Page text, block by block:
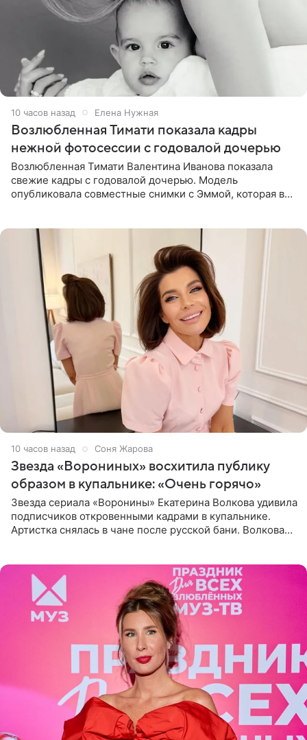
10 часов назад Елена Нужная
Возлюбленная Тимати показала кадры
нежной фотосессии с годовалой дочерью
Возлюбленная Тимати Валентина Иванова показала
свежие кадры с годовалой дочерью. Модель
опубликовала совместные снимки с Эммой, которая в
10 часов назад Соня Жарова
Звезда «Ворониных» восхитила публику
образом в купальнике: «Очень горячо»
Звезда сериала «Воронины» Екатерина Волкова удивила
подписчиков откровенными кадрами в купальнике.
Артистка снялась в чане после русской бани. Волкова